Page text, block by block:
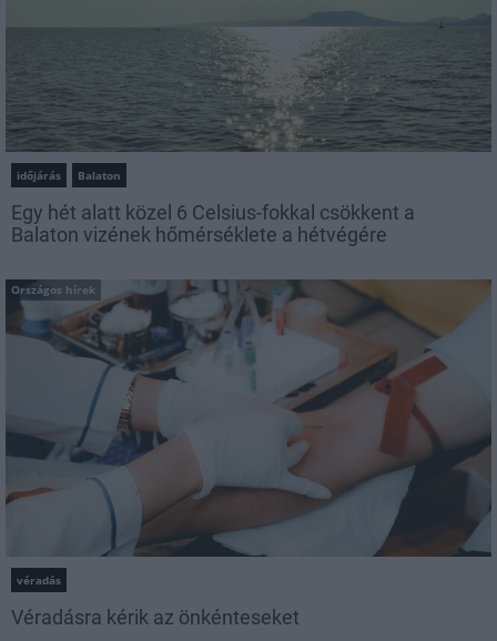
időjárás Balaton
Egy hét alatt közel 6 Celsius-fokkal csökkent a
Balaton vizének hőmérséklete a hétvégére
Országos hírek
véradás
Véradásra kérik az önkénteseket